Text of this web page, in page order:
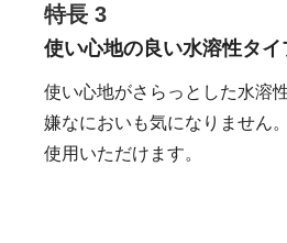
特長 3
使い心地の良い水溶性タイ
使い心地がさらっとした水溶
嫌なにおいも気になりません
使用いただけます。